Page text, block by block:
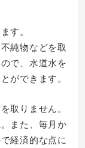
す。
純物などを取
で、水道水を
ができます。
取りません。
また、毎月か
経済的な点に